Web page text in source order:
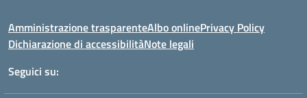
Amministrazione trasparenteAlbo onlinePrivacy Policy
Dichiarazione di accessibilitàNote legali
Seguici su: